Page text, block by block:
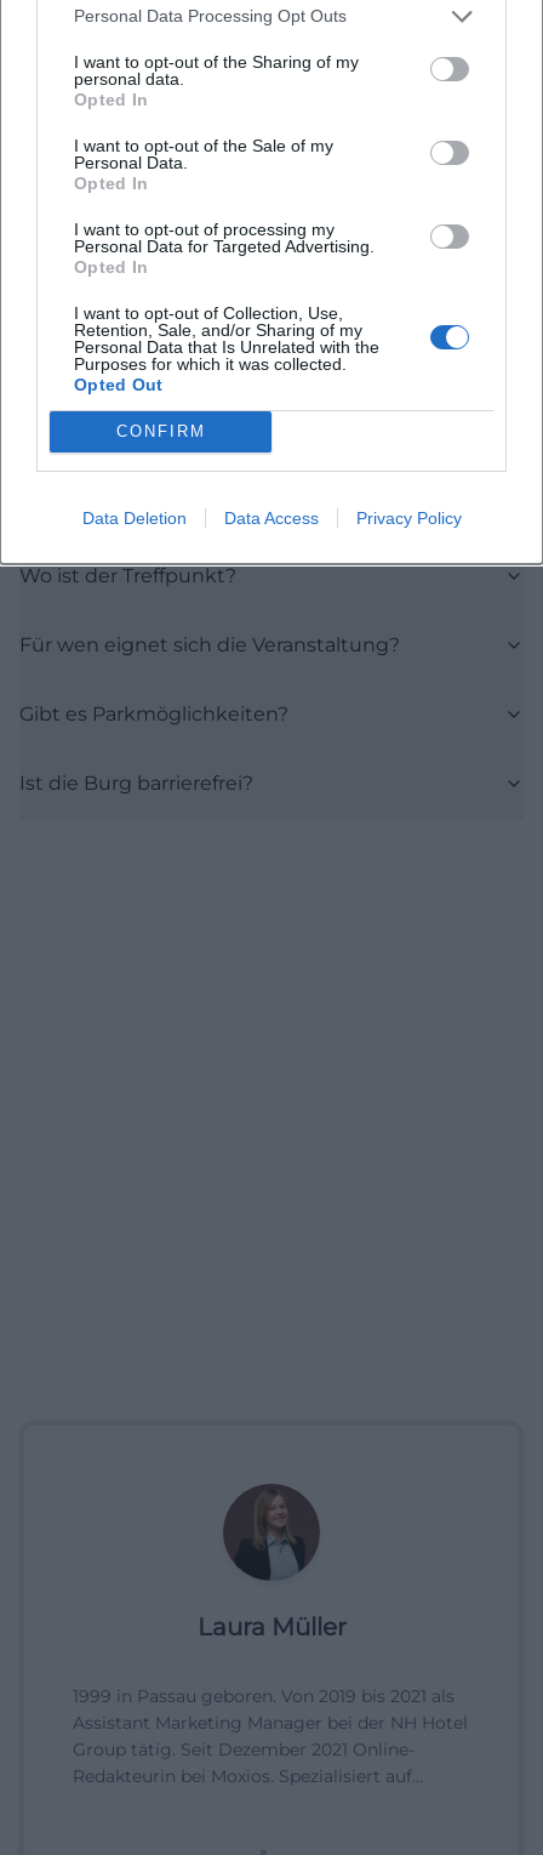
Personal Data Processing Opt Outs
I want to opt-out of the Sharing of my
personal data.
Opted In
I want to opt-out of the Sale of my
Personal Data.
Opted In
I want to opt-out of processing my
Personal Data for Targeted Advertising.
Opted In
I want to opt-out of Collection, Use,
Retention, Sale, and/or Sharing of my
Personal Data that Is Unrelated with the
Purposes for which it was collected.
Opted Out
CONFIRM
Data Deletion Data Access Privacy Policy
Map unavailable
Häufig gestellte Fragen
Wann findet das Event statt?
Wie teuer ist der Eintritt?
Wo ist der Treffpunkt?
Für wen eignet sich die Veranstaltung?
Gibt es Parkmöglichkeiten?
Ist die Burg barrierefrei?
Laura Müller
1999 in Passau geboren. Von 2019 bis 2021 als
Assistant Marketing Manager bei der NH Hotel
Group tätig. Seit Dezember 2021 Online-
Redakteurin bei Moxios. Spezialisiert auf